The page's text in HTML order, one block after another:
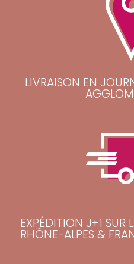
LIVRAISON EN
EXPÉDITION J+1 SUR
RHÔNE-ALPES &